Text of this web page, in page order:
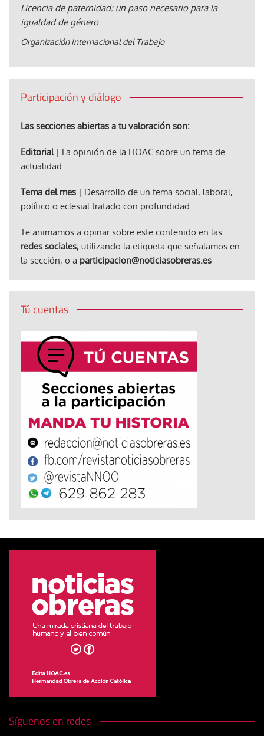
Licencia de paternidad: un paso necesario para la
igualdad de género
Organización Internacional del Trabajo
Participación y diálogo
Las secciones abiertas a tu valoración son:
Editorial| La opinión de la HOAC sobre un tema de
actualidad.
Tema del mes | Desarrollo de un tema social, laboral,
político o eclesial tratado con profundidad.
Te animamos a opinar sobre este contenido en las
redes sociales, utilizando la etiqueta que señalamos en
la sección, o a participacion@noticiasobreras.es
Tú cuentas
Síguenos en redes